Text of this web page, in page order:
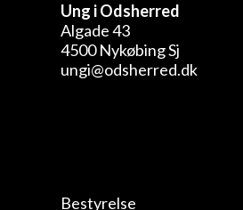
Ung i Odsherred
Algade 43
4500 Nykøbing Sj
ungi@odsherred.dk
Bestyrelse